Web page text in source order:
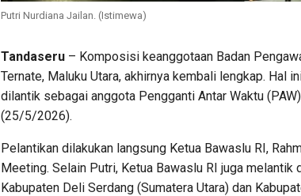
Putri Nurdiana Jailan. (Istimewa)
Tandaseru – Komposisi keanggotaan Badan
Ternate, Maluku Utara, akhirnya kembali lengkap. Hal
dilantik sebagai anggota Pengganti Antar Waktu
(25/5/2026).
Pelantikan dilakukan langsung Ketua Bawaslu RI,
Meeting. Selain Putri, Ketua Bawaslu RI juga melantik
Kabupaten Deli Serdang (Sumatera Utara) dan